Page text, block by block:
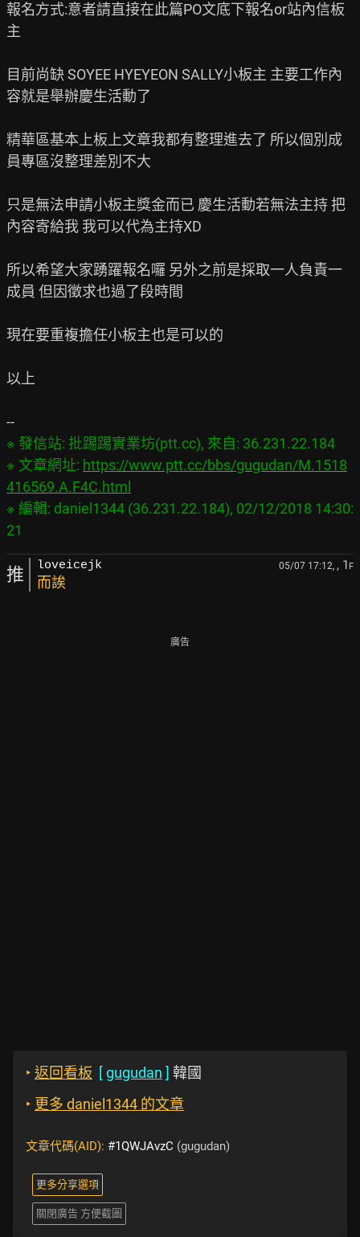
報名方式:意者請直接在此篇PO文底下報名or站內信板
主
目前尚缺 SOYEE HYEYEON SALLY小板主 主要工作內
容就是舉辦慶生活動了
精華區基本上板上文章我都有整理進去了 所以個別成
員專區沒整理差別不大
只是無法申請小板主獎金而已 慶生活動若無法主持 把
內容寄給我 我可以代為主持XD
所以希望大家踴躍報名囉 另外之前是採取一人負責一
成員 但因徵求也過了段時間
現在要重複擔任小板主也是可以的
以上
※ 發信站: 批踢踢實業坊(ptt.cc), 來自: 36.231.22.184
※ 文章網址: https://www.ptt.cc/bbs/gugudan/M.1518
416569.A.F4C.html
※ 編輯: daniel1344 (36.231.22.184), 02/12/2018 14:30:
推 loveicejk 05/07 17:12, , 1 F
而誒
廣告
‣ 返回看板 [gugudan ] 韓國
‣ 更多 daniel1344 的文章
文章代碼(AID): #1QWJAvzC (gugudan)
更多分享選項
關閉廣告 方便截圖